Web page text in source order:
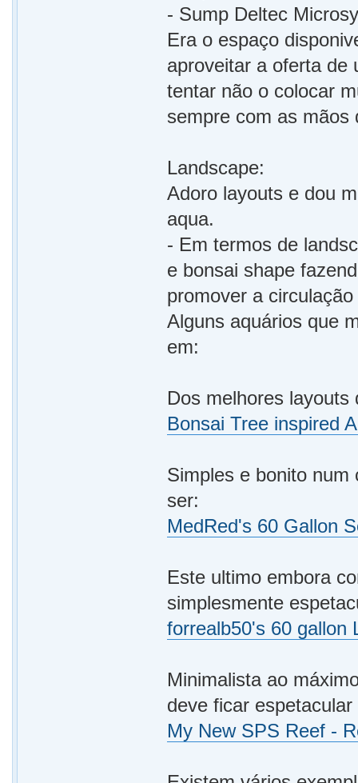
- Sump Deltec
Era o espaço
aproveitar a oferta de
tentar não o colocar
sempre com as mãos
Landscape:
Adoro layouts e dou
aqua.
- Em termos de
e bonsai shape
promover a
Alguns aquários que
em:
Dos melhores
Bonsai Tree inspired
Simples e bonito
ser:
MedRed's 60 Gallon
Este ultimo embora
simplesmente
forrealb50's 60 gallon
Minimalista ao
deve ficar
My New SPS Reef -